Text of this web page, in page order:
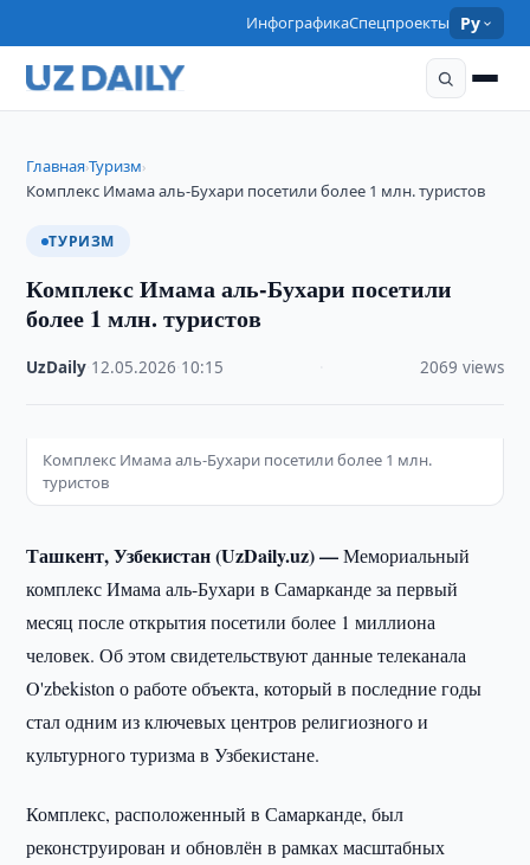
ИнфографикаСпецпроекты Ру
Главная›Туризм›
Комплекс Имама аль-Бухари посетили более 1 млн. туристов
ТУРИЗМ
Комплекс Имама аль-Бухари посетили
более 1 млн. туристов
UzDaily 12.05.2026 10:15 2069 views
Комплекс Имама аль-Бухари посетили более 1 млн.
туристов
Ташкент, Узбекистан (UzDaily.uz) —Мемориальный
комплекс Имама аль-Бухари в Самарканде за первый
месяц после открытия посетили более 1 миллиона
человек. Об этом свидетельствуют данные телеканала
O'zbekiston о работе объекта, который в последние годы
стал одним из ключевых центров религиозного и
культурного туризма в Узбекистане.
Комплекс, расположенный в Самарканде, был
реконструирован и обновлён в рамках масштабных